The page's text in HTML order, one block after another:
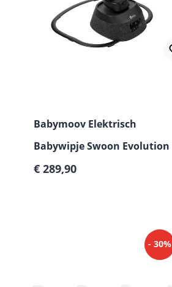
Babymoov Elektrisch
Babywipje Swoon Evolution
Normale prijs:
€ 289,90
- 30%